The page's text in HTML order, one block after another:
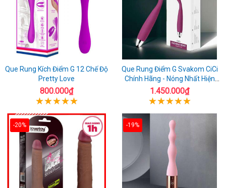
Que Rung Kích Điểm G 12 Chế Độ
Pretty Love
800.000₫
Que Rung Điểm G Svakom CiCi
Chính Hãng - Nóng Nhất Hiện
Nay
1.450.000₫
-20% -19%